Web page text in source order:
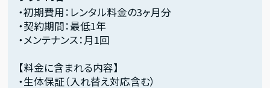
・初期費用：レンタル料金の3ヶ月分
・契約期間：最低1年
・メンテナンス：月1回
【料金に含まれる内容】
・生体保証（入れ替え対応含む）